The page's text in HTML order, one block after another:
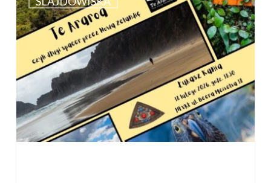
slajdowisko:
„Te
Araroa,
długi
spacer
przez
Nową
Zelandię”